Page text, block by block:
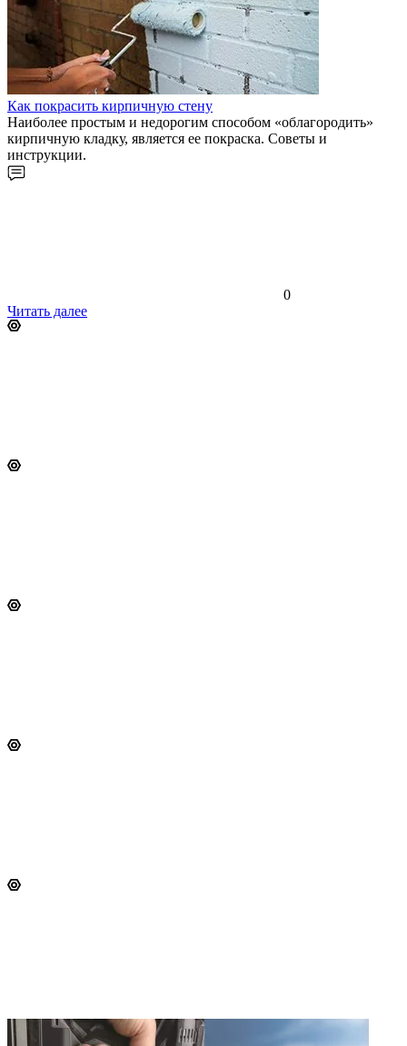
Как покрасить кирпичную стену
Наиболее простым и недорогим способом «облагородить»
кирпичную кладку, является ее покраска. Советы и
инструкции.
0
Читать далее